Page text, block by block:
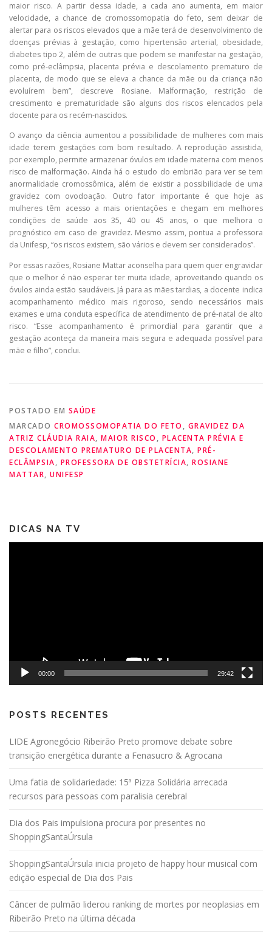
maior risco. A partir dessa idade, a cada ano aumenta, em maior
velocidade, a chance de cromossomopatia do feto, sem deixar de
alertar para os riscos elevados que a mãe terá de desenvolvimento de
doenças prévias à gestação, como hipertensão arterial, obesidade,
diabetes tipo 2, além de outras que podem se manifestar na gestação,
como pré-eclâmpsia, placenta prévia e descolamento prematuro de
placenta, de modo que se eleva a chance da mãe ou da criança não
evoluírem bem”, descreve Rosiane. Malformação, restrição de
crescimento e prematuridade são alguns dos riscos elencados pela
docente para os recém-nascidos.
O avanço da ciência aumentou a possibilidade de mulheres com mais
idade terem gestações com bom resultado. A reprodução assistida,
por exemplo, permite armazenar óvulos em idade materna com menos
risco de malformação. Ainda há o estudo do embrião para ver se tem
anormalidade cromossômica, além de existir a possibilidade de uma
gravidez com ovodoação. Outro fator importante é que hoje as
mulheres têm acesso a mais orientações e chegam em melhores
condições de saúde aos 35, 40 ou 45 anos, o que melhora o
prognóstico em caso de gravidez. Mesmo assim, pontua a professora
da Unifesp, “os riscos existem, são vários e devem ser considerados”.
Por essas razões, Rosiane Mattar aconselha para quem quer engravidar
que o melhor é não esperar ter muita idade, aproveitando quando os
óvulos ainda estão saudáveis. Já para as mães tardias, a docente indica
acompanhamento médico mais rigoroso, sendo necessários mais
exames e uma conduta específica de atendimento de pré-natal de alto
risco. “Esse acompanhamento é primordial para garantir que a
gestação aconteça da maneira mais segura e adequada possível para
mãe e filho”, conclui.
POSTADO EM SAÚDE
MARCADO CROMOSSOMOPATIA DO FETO , GRAVIDEZ DA
ATRIZ CLÁUDIA RAIA, MAIOR RISCO , PLACENTA PRÉVIA E
DESCOLAMENTO PREMATURO DE PLACENTA, PRÉ-
ECLÂMPSIA, PROFESSORA DE OBSTETRÍCIA, ROSIANE
MATTAR, UNIFESP
DICAS NA TV
00:00 29:42
POSTS RECENTES
LIDE Agronegócio Ribeirão Preto promove debate sobre
transição energética durante a Fenasucro & Agrocana
Uma fatia de solidariedade: 15ª Pizza Solidária arrecada
recursos para pessoas com paralisia cerebral
Dia dos Pais impulsiona procura por presentes no
ShoppingSantaÚrsula
ShoppingSantaÚrsula inicia projeto de happy hour musical com
edição especial de Dia dos Pais
Câncer de pulmão liderou ranking de mortes por neoplasias em
Ribeirão Preto na última década